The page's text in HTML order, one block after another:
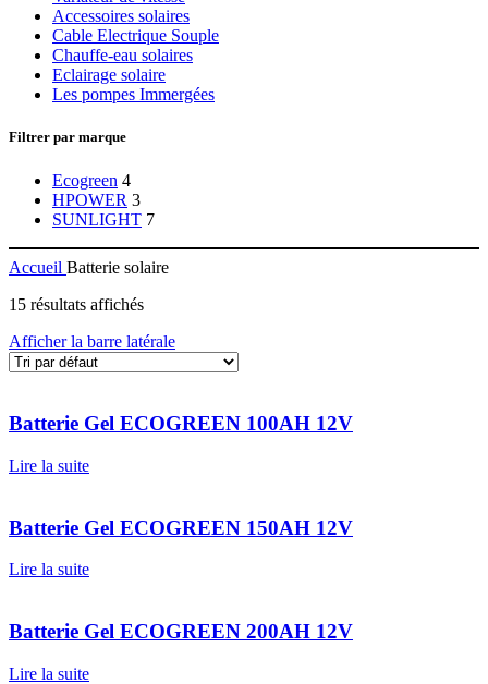
Accessoires solaires
Cable Electrique Souple
Chauffe-eau solaires
Eclairage solaire
Les pompes Immergées
Filtrer par marque
Ecogreen 4
HPOWER 3
SUNLIGHT 7
Accueil Batterie solaire
15 résultats affichés
Afficher la barre latérale
Batterie Gel ECOGREEN 100AH 12V
Lire la suite
Batterie Gel ECOGREEN 150AH 12V
Lire la suite
Batterie Gel ECOGREEN 200AH 12V
Lire la suite